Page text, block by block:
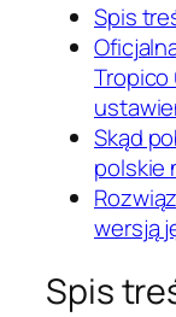
Spis
Tropico
Skąd
polskie
wersją
Spis